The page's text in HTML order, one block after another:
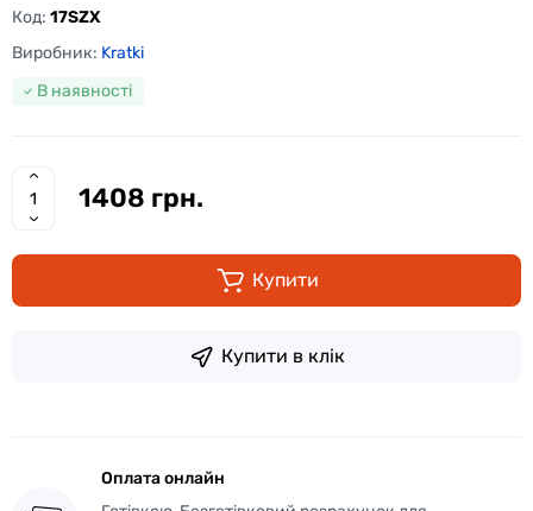
Код: 17SZX
Виробник: Kratki
В наявності
1408 грн.
Купити
Купити в клік
Оплата онлайн